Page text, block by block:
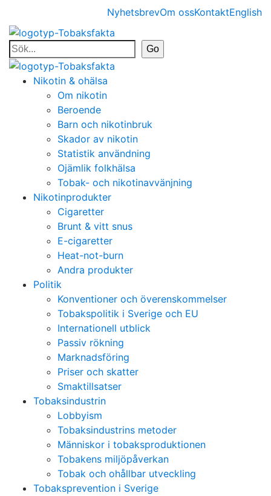
NyhetsbrevOm ossKontaktEnglish
Nikotin & ohälsa
Om nikotin
Beroende
Barn och nikotinbruk
Skador av nikotin
Statistik användning
Ojämlik folkhälsa
Tobak- och nikotinavvänjning
Nikotinprodukter
Cigaretter
Brunt & vitt snus
E-cigaretter
Heat-not-burn
Andra produkter
Politik
Konventioner och överenskommelser
Tobakspolitik i Sverige och EU
Internationell utblick
Passiv rökning
Marknadsföring
Priser och skatter
Smaktillsatser
Tobaksindustrin
Lobbyism
Tobaksindustrins metoder
Människor i tobaksproduktionen
Tobakens miljöpåverkan
Tobak och ohållbar utveckling
Tobaksprevention i Sverige